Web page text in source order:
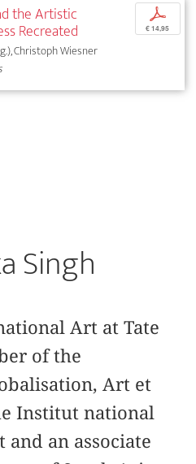
the Artistic
Recreated
Christoph Wiesner
p
€ 14,95
Singh
Art at Tate
of the
Art et
Institut national
and an associate